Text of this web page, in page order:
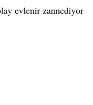
evlenir zannediyor